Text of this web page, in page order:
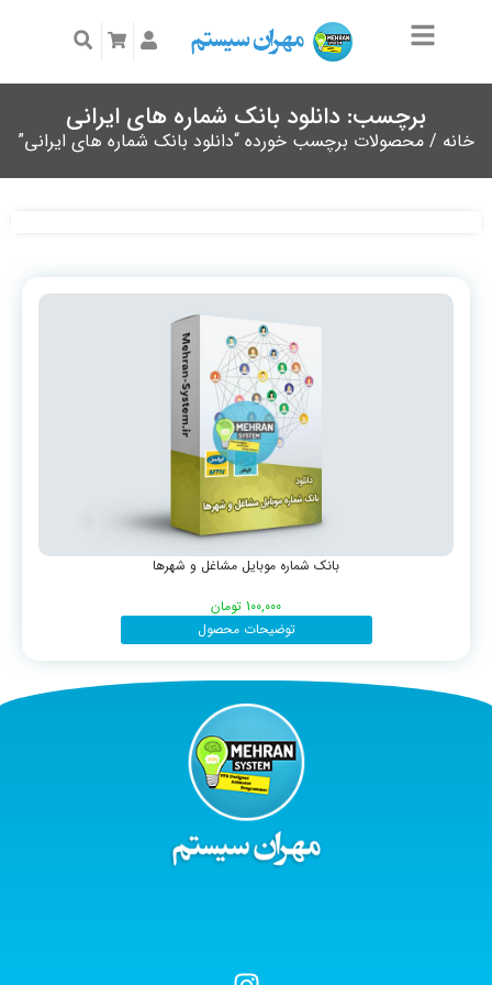
برچسب: دانلود بانک شماره های ایرانی
خانه / محصولات برچسب خورده “دانلود بانک شماره های ایرانی”
بانک شماره موبایل مشاغل و شهرها
100,000 تومان
توضیحات محصول